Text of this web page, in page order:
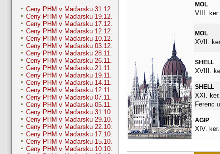
Ceny PHM v Maďarsku 31.12.
Ceny PHM v Maďarsku 19.12.
Ceny PHM v Maďarsku 17.12.
Ceny PHM v Maďarsku 12.12.
Ceny PHM v Maďarsku 10.12.
Ceny PHM v Maďarsku 03.12.
Ceny PHM v Maďarsku 28.11.
Ceny PHM v Maďarsku 26.11.
Ceny PHM v Maďarsku 21.11.
Ceny PHM v Maďarsku 19.11.
Ceny PHM v Maďarsku 14.11.
Ceny PHM v Maďarsku 12.11.
Ceny PHM v Maďarsku 07.11.
Ceny PHM v Maďarsku 05.11.
Ceny PHM v Maďarsku 31.10.
Ceny PHM v Maďarsku 29.10.
Ceny PHM v Maďarsku 22.10.
Ceny PHM v Maďarsku 17.10.
Ceny PHM v Maďarsku 15.10.
Ceny PHM v Maďarsku 10.10.
MOL
VIII.
MOL
XVII.
SHELL
XVIII.
SHELL
XXI.
Ferenc
AGIP
XIV.